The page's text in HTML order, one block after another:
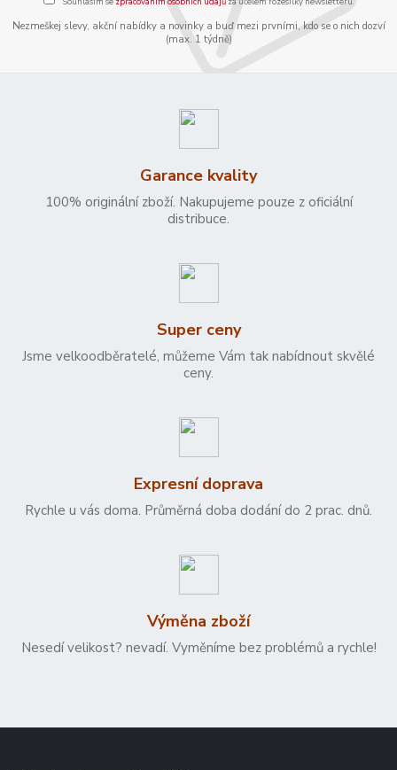
Nezmeškej slevy, akční nabídky a novinky a buď mezi prvními, kdo se o nich dozví
(max. 1 týdně)
Garance kvality
100% originální zboží. Nakupujeme pouze z oficiální
distribuce.
Super ceny
Jsme velkoodběratelé, můžeme Vám tak nabídnout skvělé
ceny.
Expresní doprava
Rychle u vás doma. Průměrná doba dodání do 2 prac. dnů.
Výměna zboží
Nesedí velikost? nevadí. Vyměníme bez problémů a rychle!